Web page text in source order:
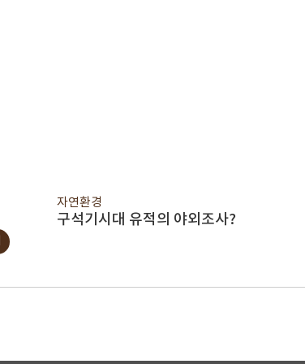
자연환경
구석기시대 유적의 야외조사?